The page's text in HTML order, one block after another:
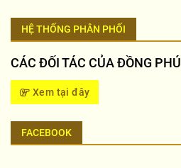
HỆ THỐNG PHÂN PHỐI
CÁC ĐỐI TÁC CỦA ĐỒNG PHÚ
Xem tại đây
FACEBOOK